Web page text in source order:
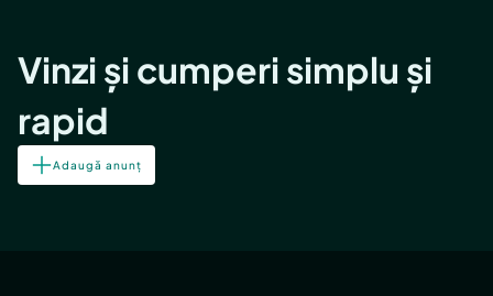
Vinzi și cumperi simplu și
rapid
Adaugă anunț